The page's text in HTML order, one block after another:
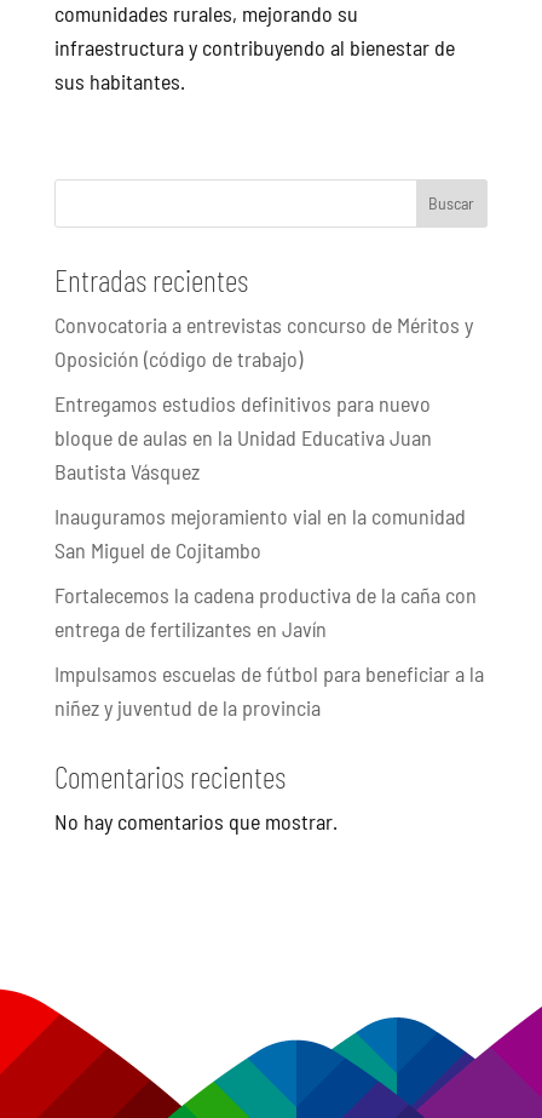
comunidades rurales, mejorando su
infraestructura y contribuyendo al bienestar de
sus habitantes.
Buscar
Entradas recientes
Convocatoria a entrevistas concurso de Méritos y
Oposición (código de trabajo)
Entregamos estudios definitivos para nuevo
bloque de aulas en la Unidad Educativa Juan
Bautista Vásquez
Inauguramos mejoramiento vial en la comunidad
San Miguel de Cojitambo
Fortalecemos la cadena productiva de la caña con
entrega de fertilizantes en Javín
Impulsamos escuelas de fútbol para beneficiar a la
niñez y juventud de la provincia
Comentarios recientes
No hay comentarios que mostrar.